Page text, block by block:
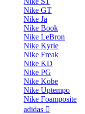
Nike GT
Nike Ja
Nike Book
Nike LeBron
Nike Kyrie
Nike Freak
Nike KD
Nike PG
Nike Kobe
Nike Uptempo
Nike Foamposite
adidas